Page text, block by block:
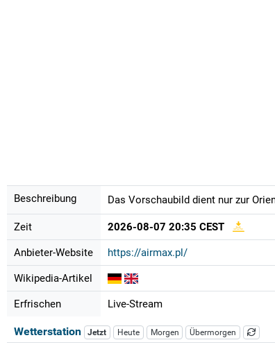
Beschreibung Das Vorschaubild dient nur zur
Zeit 2026-08-07 20:35 CEST
Anbieter-Website https://airmax.pl/
Wikipedia-Artikel
Erfrischen Live-Stream
Wetterstation Jetzt Heute Morgen Übermorgen